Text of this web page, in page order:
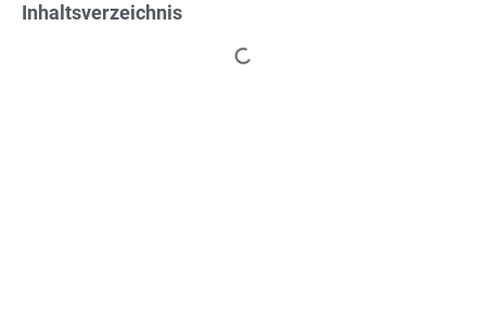
Inhaltsverzeichnis